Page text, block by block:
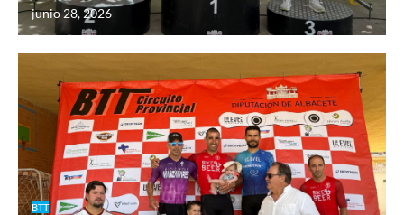
junio 28, 2026
BTT